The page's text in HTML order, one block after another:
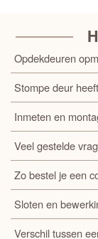
Opdekdeuren
Stompe deur
Inmeten en
Veel gestelde
Zo bestel je een
Sloten en
Verschil tussen